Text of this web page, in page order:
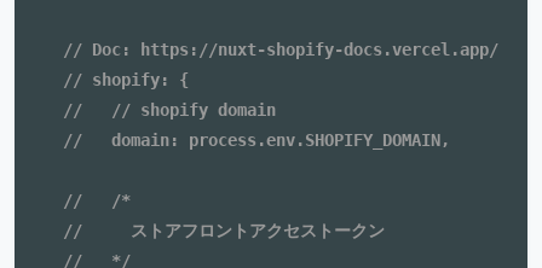
// Doc: https://nuxt-shopify-docs.vercel.app/
// shopify: {
//   // shopify domain
//   domain: process.env.SHOPIFY_DOMAIN,
//   /*
//     ストアフロントアクセストークン
//   */